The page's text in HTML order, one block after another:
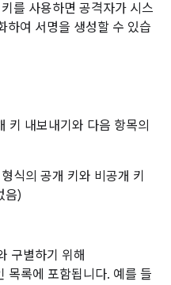
를 사용하면 공격자가 시스
하여 서명을 생성할 수 있습
내보내기와 다음 항목의
식의 공개 키와 비공개 키
음)
구별하기 위해
목록에 포함됩니다. 예를 들